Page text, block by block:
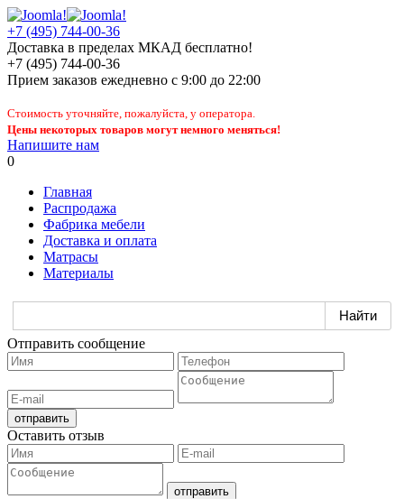
+7 (495) 744-00-36
Доставка в пределах МКАД бесплатно!
+7 (495) 744-00-36
Прием заказов ежедневно с 9:00 до 22:00
Стоимость уточняйте, пожалуйста, у оператора.
Цены некоторых товаров могут немного меняться!
Напишите нам
0
Главная
Распродажа
Фабрика мебели
Доставка и оплата
Матрасы
Материалы
Отправить сообщение
Оставить отзыв